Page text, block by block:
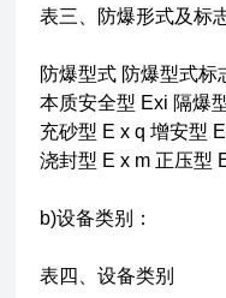
表三、防爆形式及标
防爆型式 防爆型式
本质安全型 Exi 隔爆
充砂型 E x q 增安型
浇封型 E x m 正压型
b)设备类别：
表四、设备类别